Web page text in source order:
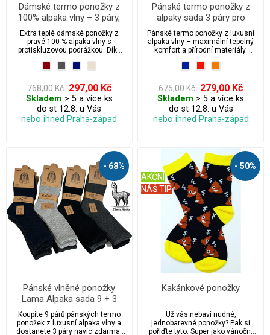
Dámské termo ponožky z
100% alpaka vlny – 3 páry,
protiskluzové, extra teplé
Extra teplé dámské ponožky z
pravé 100 % alpaka vlny s
protiskluzovou podrážkou. Díky
prodyšné a vhodné i pro citlivou
pokožku. Balení obsahuje 3 páry.
768,00 Kč 297,00 Kč
Skladem > 5 a více ks
do st 12.8. u Vás
nebo ihned Praha-západ
Pánské termo ponožky z
alpaky sada 3 páry pro
outdoorové aktivity
Pánské termo ponožky z luxusní
alpaka vlny – maximální tepelný
komfort a přírodní materiály.
pohodlné. Perfektní volba pro
moderního muže, který hledá
kvalitu a styl.
675,00 Kč 279,00 Kč
Skladem > 5 a více ks
do st 12.8. u Vás
nebo ihned Praha-západ
- 68%
Pánské vlněné ponožky
Lama Alpaka sada 9 + 3
páry
Koupíte 9 párů pánských termo
ponožek z luxusní alpaka vlny a
dostanete 3 páry navíc zdarma.
- 50%
NÁŠ TIP
AKČNÍ
Kakánkové ponožky
Už vás nebaví nudné,
jednobarevné ponožky? Pak si
pořiďte tyto. Super jako vánoční